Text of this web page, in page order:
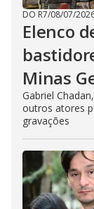
DO R7/08/07/
Elenco
Minas
Gabriel
outros atores
gravações